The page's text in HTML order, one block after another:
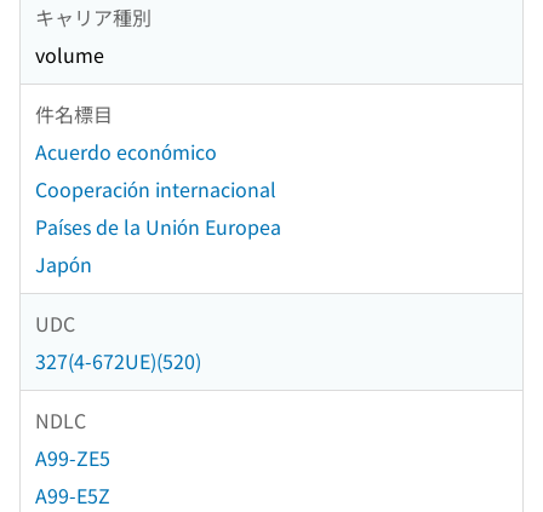
キャリア種別
volume
件名標目
Acuerdo económico
Cooperación internacional
Países de la Unión Europea
Japón
UDC
327(4-672UE)(520)
NDLC
A99-ZE5
A99-E5Z